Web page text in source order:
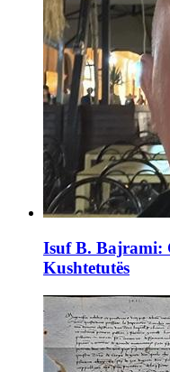
Isuf B. Bajrami:
Kushtetutës